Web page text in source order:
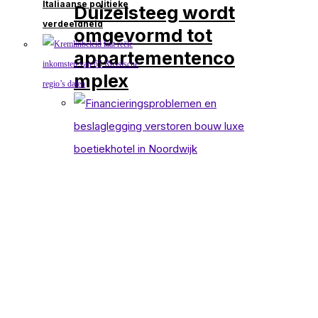
Italiaanse politieke
verdeeldheid
Duizelsteeg wordt
omgevormd tot
appartementenco
mplex